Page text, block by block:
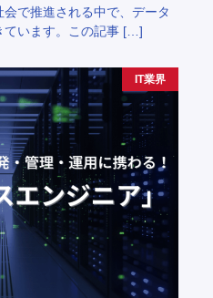
で推進される中で、データ
ています。この記事 […]
IT業界